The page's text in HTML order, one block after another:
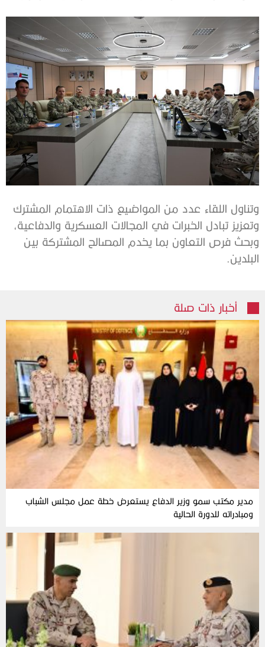
وتناول اللقاء عدد من المواضيع ذات الاهتمام المشترك
وتعزيز تبادل الخبرات في المجالات العسكرية والدفاعية،
وبحث فرص التعاون بما يخدم المصالح المشتركة بين
البلدين.
أخبار ذات صلة
مدير مكتب سمو وزير الدفاع يستعرض خطة عمل مجلس الشباب
ومبادراته للدورة الحالية